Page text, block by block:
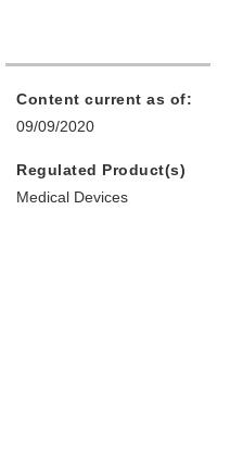
Content current as of:
09/09/2020
Regulated Product(s)
Medical Devices